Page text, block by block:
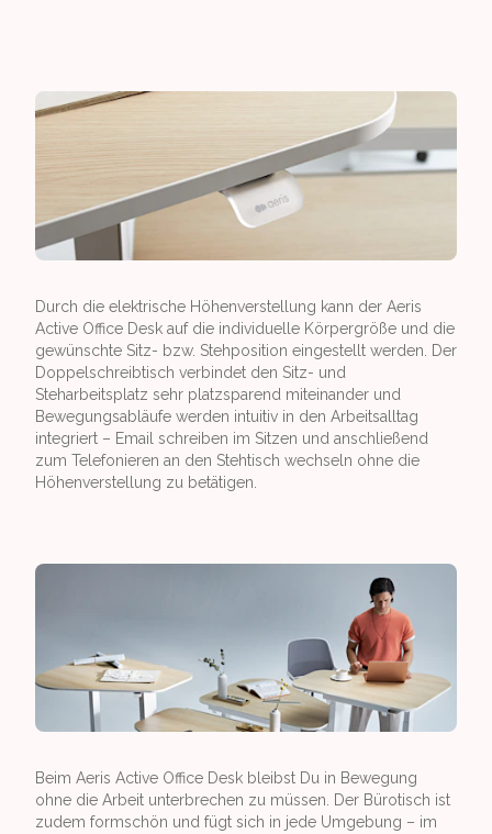
Durch die elektrische Höhenverstellung kann der Aeris
Active Office Desk auf die individuelle Körpergröße und die
gewünschte Sitz- bzw. Stehposition eingestellt werden. Der
Doppelschreib­tisch verbindet den Sitz- und
Steharbeitsplatz sehr platzsparend miteinander und
Bewegungsabläufe werden intuitiv in den Arbeitsalltag
integriert – Email schreiben im Sitzen und anschließend
zum Telefonieren an den Stehtisch wechseln ohne die
Höhenverstellung zu betätigen.
Beim Aeris Active Office Desk bleibst Du in Bewegung
ohne die Arbeit unterbrechen zu müssen. Der Bürotisch ist
zudem formschön und fügt sich in jede Umgebung – im